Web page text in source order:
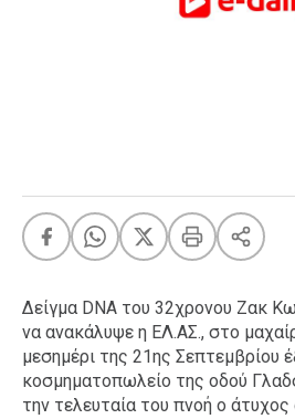
A-List LGBTQI+
Xmas
LIFE
Food
Body+Mind
Δείγμα DNA του 32χρονου Ζακ
να ανακάλυψε η ΕΛ.ΑΣ., στο
μεσημέρι της 21ης Σεπτεμβρίου
κοσμηματοπωλείο της οδού
την τελευταία του πνοή ο άτυχος